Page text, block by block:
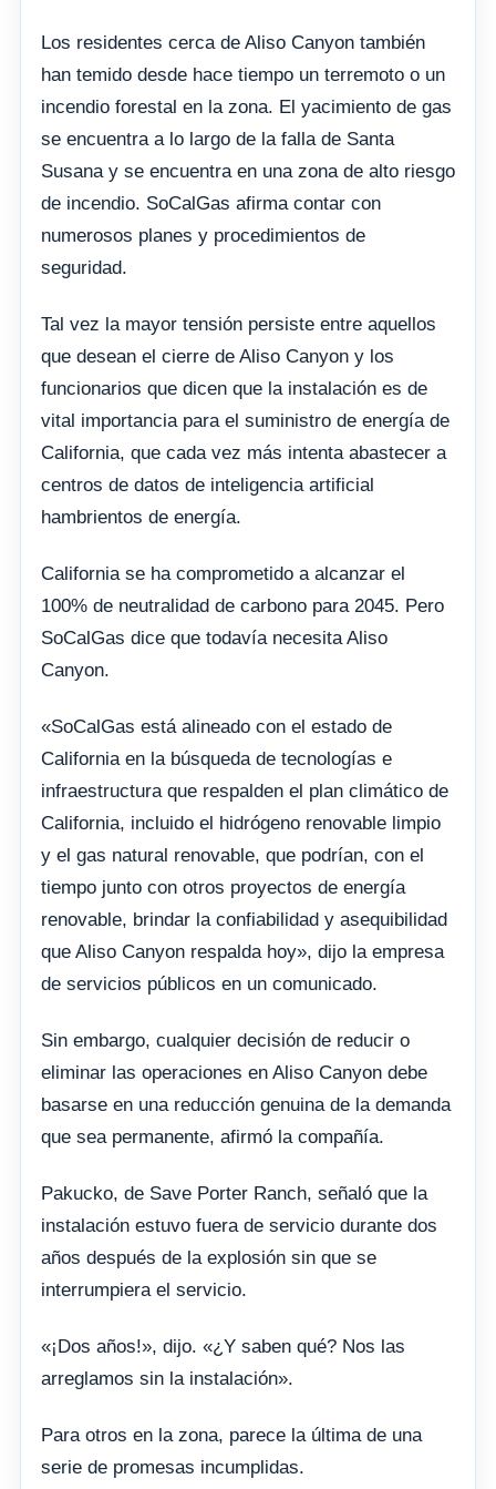
Los residentes cerca de Aliso Canyon también
han temido desde hace tiempo un terremoto o un
incendio forestal en la zona. El yacimiento de gas
se encuentra a lo largo de la falla de Santa
Susana y se encuentra en una zona de alto riesgo
de incendio. SoCalGas afirma contar con
numerosos planes y procedimientos de
seguridad.
Tal vez la mayor tensión persiste entre aquellos
que desean el cierre de Aliso Canyon y los
funcionarios que dicen que la instalación es de
vital importancia para el suministro de energía de
California, que cada vez más intenta abastecer a
centros de datos de inteligencia artificial
hambrientos de energía.
California se ha comprometido a alcanzar el
100% de neutralidad de carbono para 2045. Pero
SoCalGas dice que todavía necesita Aliso
Canyon.
«SoCalGas está alineado con el estado de
California en la búsqueda de tecnologías e
infraestructura que respalden el plan climático de
California, incluido el hidrógeno renovable limpio
y el gas natural renovable, que podrían, con el
tiempo junto con otros proyectos de energía
renovable, brindar la confiabilidad y asequibilidad
que Aliso Canyon respalda hoy», dijo la empresa
de servicios públicos en un comunicado.
Sin embargo, cualquier decisión de reducir o
eliminar las operaciones en Aliso Canyon debe
basarse en una reducción genuina de la demanda
que sea permanente, afirmó la compañía.
Pakucko, de Save Porter Ranch, señaló que la
instalación estuvo fuera de servicio durante dos
años después de la explosión sin que se
interrumpiera el servicio.
«¡Dos años!», dijo. «¿Y saben qué? Nos las
arreglamos sin la instalación».
Para otros en la zona, parece la última de una
serie de promesas incumplidas.